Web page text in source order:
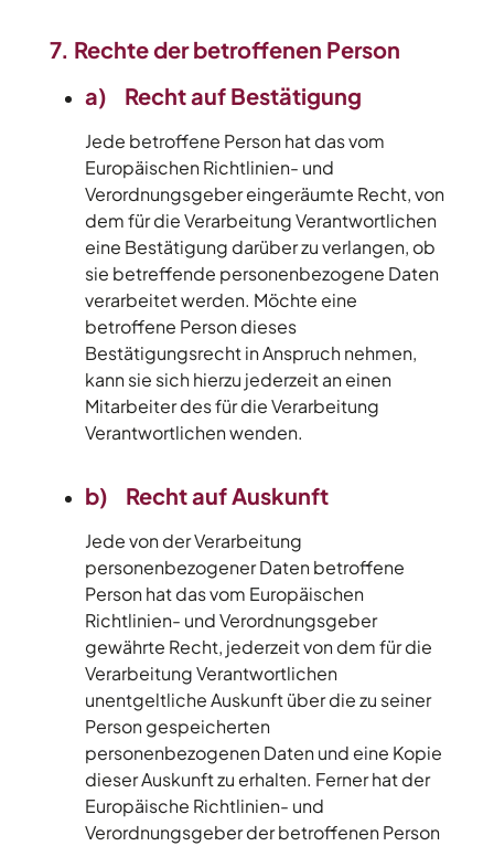
7. Rechte der betroffenen Person
a) Recht auf Bestätigung
Jede betroffene Person hat das vom
Europäischen Richtlinien- und
Verordnungsgeber eingeräumte Recht, von
dem für die Verarbeitung Verantwortlichen
eine Bestätigung darüber zu verlangen, ob
sie betreffende personenbezogene Daten
verarbeitet werden. Möchte eine
betroffene Person dieses
Bestätigungsrecht in Anspruch nehmen,
kann sie sich hierzu jederzeit an einen
Mitarbeiter des für die Verarbeitung
Verantwortlichen wenden.
b) Recht auf Auskunft
Jede von der Verarbeitung
personenbezogener Daten betroffene
Person hat das vom Europäischen
Richtlinien- und Verordnungsgeber
gewährte Recht, jederzeit von dem für die
Verarbeitung Verantwortlichen
unentgeltliche Auskunft über die zu seiner
Person gespeicherten
personenbezogenen Daten und eine Kopie
dieser Auskunft zu erhalten. Ferner hat der
Europäische Richtlinien- und
Verordnungsgeber der betroffenen Person